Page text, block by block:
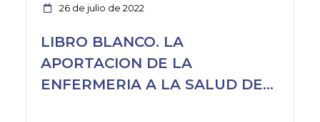
26 de julio de 2022
LIBRO BLANCO. LA
APORTACION DE LA
ENFERMERIA A LA SALUD DE